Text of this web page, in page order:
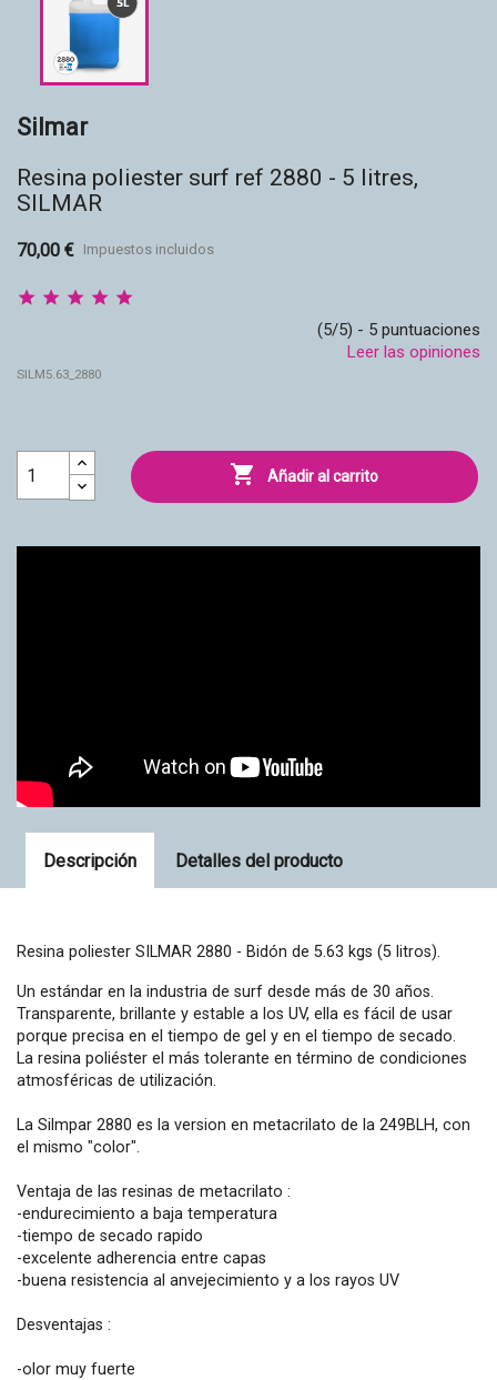
Silmar
Resina poliester surf ref 2880 - 5 litres,
SILMAR
70,00 € Impuestos incluidos
(5/5) - 5 puntuaciones
Leer las opiniones
SILM5.63_2880
 Añadir al carrito
Descripción Detalles del producto
Resina poliester SILMAR 2880 - Bidón de 5.63 kgs (5 litros).
Un estándar en la industria de surf desde más de 30 años.
Transparente, brillante y estable a los UV, ella es fácil de usar
porque precisa en el tiempo de gel y en el tiempo de secado.
La resina poliéster el más tolerante en término de condiciones
atmosféricas de utilización.
La Silmpar 2880 es la version en metacrilato de la 249BLH, con
el mismo "color".
Ventaja de las resinas de metacrilato :
-endurecimiento a baja temperatura
-tiempo de secado rapido
-excelente adherencia entre capas
-buena resistencia al anvejecimiento y a los rayos UV
Desventajas :
-olor muy fuerte